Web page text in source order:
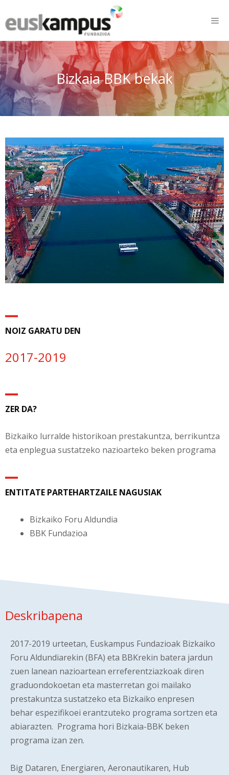
Bizkaia BBK bekak
NOIZ GARATU DEN
2017-2019
ZER DA?
Bizkaiko lurralde historikoan prestakuntza, berrikuntza
eta enplegua sustatzeko nazioarteko beken programa
ENTITATE PARTEHARTZAILE NAGUSIAK
Bizkaiko Foru Aldundia
BBK Fundazioa
Deskribapena
2017-2019 urteetan, Euskampus Fundazioak Bizkaiko
Foru Aldundiarekin (BFA) eta BBKrekin batera jardun
zuen lanean nazioartean erreferentziazkoak diren
graduondokoetan eta masterretan goi mailako
prestakuntza sustatzeko eta Bizkaiko enpresen
behar espezifikoei erantzuteko programa sortzen eta
abiarazten. Programa hori Bizkaia-BBK beken
programa izan zen.
Big Dataren, Energiaren, Aeronautikaren, Hub